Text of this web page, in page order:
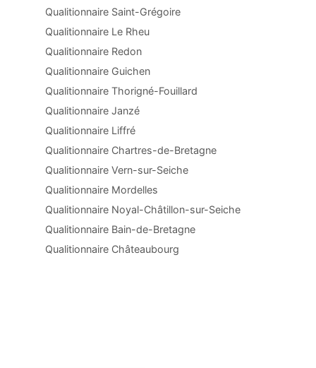
Qualitionnaire Saint-Grégoire
Qualitionnaire Le Rheu
Qualitionnaire Redon
Qualitionnaire Guichen
Qualitionnaire Thorigné-Fouillard
Qualitionnaire Janzé
Qualitionnaire Liffré
Qualitionnaire Chartres-de-Bretagne
Qualitionnaire Vern-sur-Seiche
Qualitionnaire Mordelles
Qualitionnaire Noyal-Châtillon-sur-Seiche
Qualitionnaire Bain-de-Bretagne
Qualitionnaire Châteaubourg